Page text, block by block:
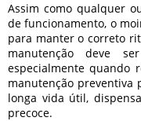
Assim como qualquer
de funcionamento, o
para manter o correto
manutenção deve
especialmente quando
manutenção
longa vida útil,
precoce.